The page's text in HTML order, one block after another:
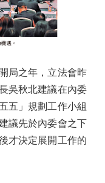
之年，立法會昨
吳秋北建議在內委
五」規劃工作小組
議先於內委會之下
才決定展開工作的